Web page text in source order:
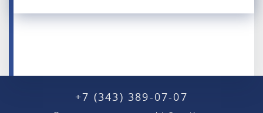
+7 (343) 389-07-07